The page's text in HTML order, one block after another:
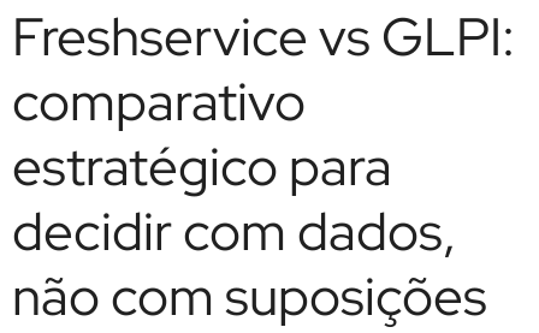
Freshservice vs GLPI:
comparativo
estratégico para
decidir com dados,
não com suposições